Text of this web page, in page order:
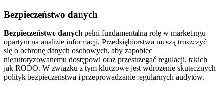
Bezpieczeństwo danych
Bezpieczeństwo danych pełni fundamentalną rolę w marketingu
opartym na analizie informacji. Przedsiębiorstwa muszą troszczyć
się o ochronę danych osobowych, aby zapobiec
nieautoryzowanemu dostępowi oraz przestrzegać regulacji, takich
jak RODO. W związku z tym kluczowe jest wdrożenie skutecznych
polityk bezpieczeństwa i przeprowadzanie regularnych audytów.